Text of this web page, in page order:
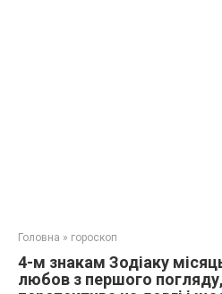
Головна » гороскоп
4-м знакам Зодіаку
любов з першого